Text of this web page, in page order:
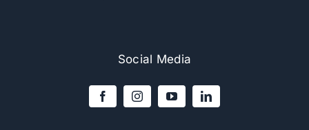
Social Media